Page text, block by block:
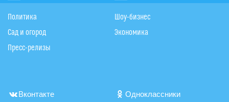
Политика
Сад и огород
Пресс-релизы
Шоу-бизнес
Экономика
Вконтакте
Одноклассники